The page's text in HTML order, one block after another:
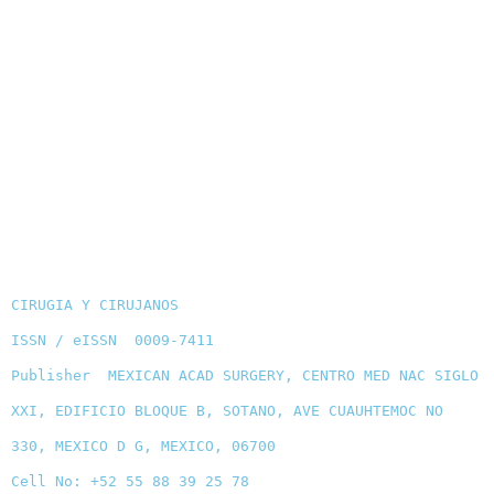
CIRUGIA Y CIRUJANOS
ISSN / eISSN 0009-7411
Publisher MEXICAN ACAD SURGERY, CENTRO MED NAC SIGLO
XXI, EDIFICIO BLOQUE B, SOTANO, AVE CUAUHTEMOC NO
330, MEXICO D G, MEXICO, 06700
Cell No: +52 55 88 39 25 78